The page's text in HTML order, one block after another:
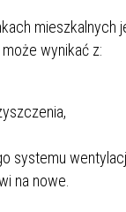
wynikać z:
systemu
na nowe.